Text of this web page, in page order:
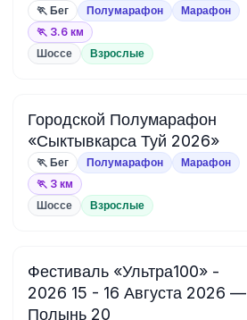
🏃 Бег Полумарафон
Марафон
🏃 3.6 км
Шоссе Взрослые
Городской Полумарафон
«Сыктывкарса Туй 2026»
🏃 Бег Полумарафон
Марафон
🏃 3 км
Шоссе Взрослые
Фестиваль «Ультра100» -
2026 15 - 16 Августа 2026 —
Полынь 20